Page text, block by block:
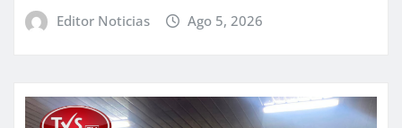
Editor Noticias Ago 5, 2026